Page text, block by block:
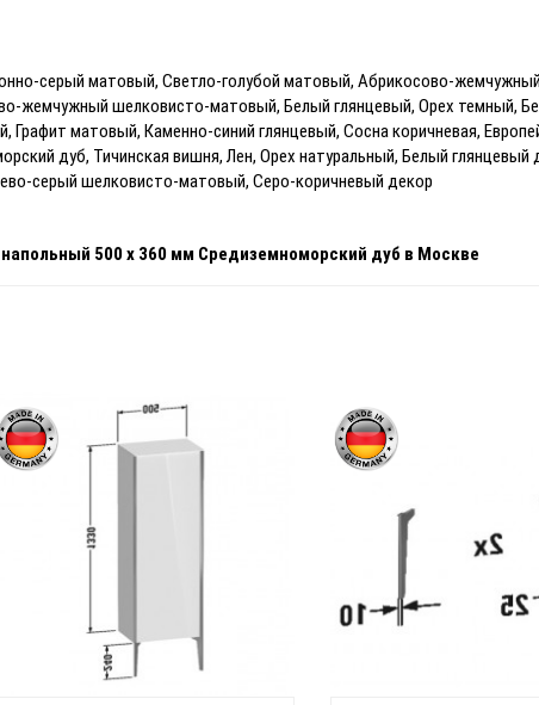
серый матовый, Светло-голубой матовый, Абрикосово-
жемчужный шелковисто-матовый, Белый глянцевый, Орех темный,
Графит матовый, Каменно-синий глянцевый, Сосна коричневая,
дуб, Тичинская вишня, Лен, Орех натуральный, Белый глянцевый
серый шелковисто-матовый, Серо-коричневый декор
500 x 360 мм Средиземноморский дуб в Москве